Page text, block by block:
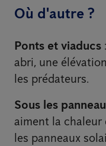
Où d'autre ?
Ponts et viaducs
abri, une
les prédateurs.
Sous les
aiment la chaleur
les panneaux